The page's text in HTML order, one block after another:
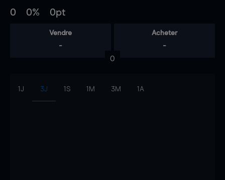
0 0% 0pt
Vendre
-
Acheter
-
0
1J 3J 1S 1M 3M 1A